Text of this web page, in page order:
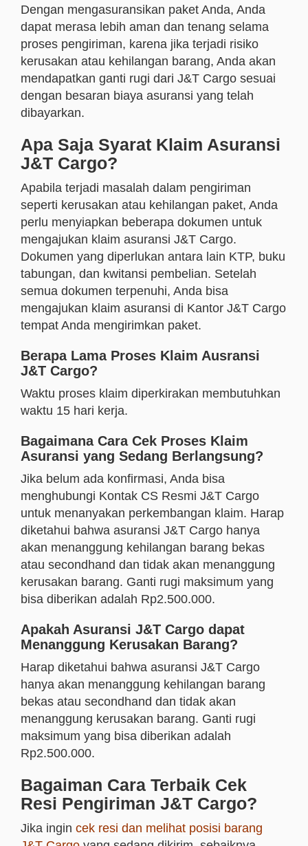
Dengan mengasuransikan paket Anda, Anda
dapat merasa lebih aman dan tenang selama
proses pengiriman, karena jika terjadi risiko
kerusakan atau kehilangan barang, Anda akan
mendapatkan ganti rugi dari J&T Cargo sesuai
dengan besaran biaya asuransi yang telah
dibayarkan.
Apa Saja Syarat Klaim Asuransi
J&T Cargo?
Apabila terjadi masalah dalam pengiriman
seperti kerusakan atau kehilangan paket, Anda
perlu menyiapkan beberapa dokumen untuk
mengajukan klaim asuransi J&T Cargo.
Dokumen yang diperlukan antara lain KTP, buku
tabungan, dan kwitansi pembelian. Setelah
semua dokumen terpenuhi, Anda bisa
mengajukan klaim asuransi di Kantor J&T Cargo
tempat Anda mengirimkan paket.
Berapa Lama Proses Klaim Ausransi
J&T Cargo?
Waktu proses klaim diperkirakan membutuhkan
waktu 15 hari kerja.
Bagaimana Cara Cek Proses Klaim
Asuransi yang Sedang Berlangsung?
Jika belum ada konfirmasi, Anda bisa
menghubungi Kontak CS Resmi J&T Cargo
untuk menanyakan perkembangan klaim. Harap
diketahui bahwa asuransi J&T Cargo hanya
akan menanggung kehilangan barang bekas
atau secondhand dan tidak akan menanggung
kerusakan barang. Ganti rugi maksimum yang
bisa diberikan adalah Rp2.500.000.
Apakah Asuransi J&T Cargo dapat
Menanggung Kerusakan Barang?
Harap diketahui bahwa asuransi J&T Cargo
hanya akan menanggung kehilangan barang
bekas atau secondhand dan tidak akan
menanggung kerusakan barang. Ganti rugi
maksimum yang bisa diberikan adalah
Rp2.500.000.
Bagaiman Cara Terbaik Cek
Resi Pengiriman J&T Cargo?
Jika ingin cek resi dan melihat posisi barang